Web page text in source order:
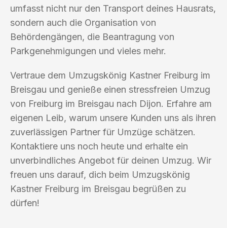
umfasst nicht nur den Transport deines Hausrats,
sondern auch die Organisation von
Behördengängen, die Beantragung von
Parkgenehmigungen und vieles mehr.
Vertraue dem Umzugskönig Kastner Freiburg im
Breisgau und genieße einen stressfreien Umzug
von Freiburg im Breisgau nach Dijon. Erfahre am
eigenen Leib, warum unsere Kunden uns als ihren
zuverlässigen Partner für Umzüge schätzen.
Kontaktiere uns noch heute und erhalte ein
unverbindliches Angebot für deinen Umzug. Wir
freuen uns darauf, dich beim Umzugskönig
Kastner Freiburg im Breisgau begrüßen zu
dürfen!